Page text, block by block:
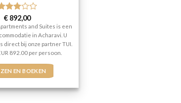
Gewaardeerd
uit 5
€ 892,00
and Suites is een
in Acharavi. U
direct bij onze partner TUI.
892.00 per persoon.
EN BOEKEN